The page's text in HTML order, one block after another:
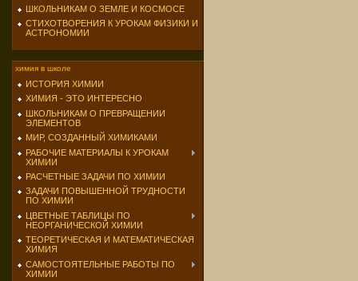
ШКОЛЬНИКАМ О ЗЕМЛЕ И КОСМОСЕ
СТИХОТВОРЕНИЯ К УРОКАМ ФИЗИКИ И
АСТРОНОМИИ
химия в школе
ИСТОРИЯ ХИМИИ
ХИМИЯ - ЭТО ИНТЕРЕСНО
ШКОЛЬНИКАМ О ПРЕВРАЩЕНИИ
ЭЛЕМЕНТОВ
МИР, СОЗДАННЫЙ ХИМИКАМИ
РАБОЧИЕ МАТЕРИАЛЫ К УРОКАМ
ХИМИИ
РАСЧЕТНЫЕ ЗАДАЧИ ПО ХИМИИ
ЗАДАЧИ ПОВЫШЕННОЙ ТРУДНОСТИ
ПО ХИМИИ
ЦВЕТНЫЕ ТАБЛИЦЫ ПО
НЕОРГАНИЧЕСКОЙ ХИМИИ
ТЕОРЕТИЧЕСКАЯ И МАТЕМАТИЧЕСКАЯ
ХИМИЯ
САМОСТОЯТЕЛЬНЫЕ РАБОТЫ ПО
ХИМИИ